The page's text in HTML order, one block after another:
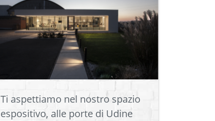
Ti aspettiamo nel nostro spazio
espositivo, alle porte di Udine